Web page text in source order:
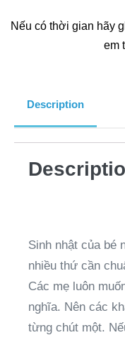
Nếu có thời gian hãy
em
Description
Sinh nhật của bé
nhiều thứ cần
Các mẹ luôn
nghĩa. Nên các
từng chút một.